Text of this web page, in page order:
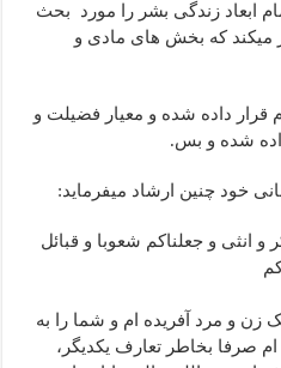
ابعاد زندگی بشر را مورد بحث
میکند که بخش های مادی و
قرار داده شده و معیار فضیلت و
شده و بس.
خود چنین ارشاد میفرماید:
و انثی و جعلناکم شعوبا و قبائل
زن و مرد آفریده ام و شما را به
صرفا بخاطر تعارف یکدیگر،